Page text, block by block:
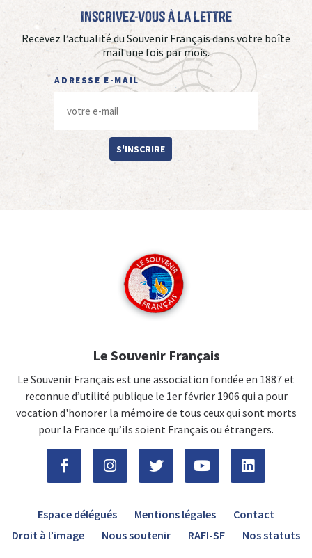
Inscrivez-vous à La Lettre
Recevez l’actualité du Souvenir Français dans votre boîte
mail une fois par mois.
ADRESSE E-MAIL
S'INSCRIRE
Le Souvenir Français
Le Souvenir Français est une association fondée en 1887 et
reconnue d’utilité publique le 1er février 1906 qui a pour
vocation d'honorer la mémoire de tous ceux qui sont morts
pour la France qu’ils soient Français ou étrangers.
Espace délégués Mentions légales
Contact
Droit à l’image
Nous soutenir RAFI-SF Nos statuts